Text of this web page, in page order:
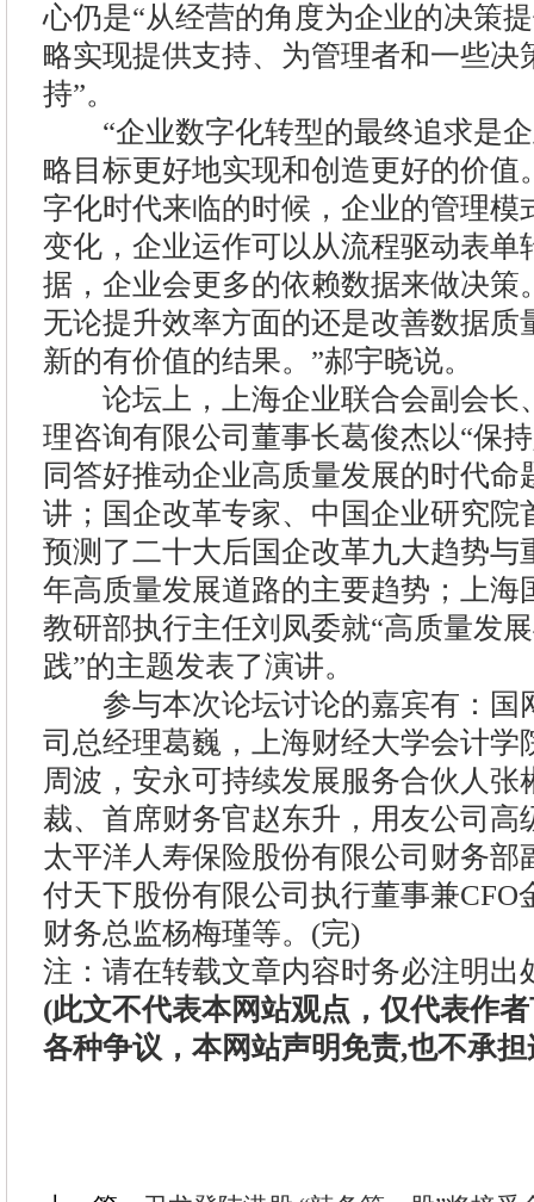
心仍是“从经营的角度为企业的决策
略实现提供支持、为管理者和一些决
持”。
“企业数字化转型的最终追求是企
略目标更好地实现和创造更好的价值
字化时代来临的时候，企业的管理模
变化，企业运作可以从流程驱动表单
据，企业会更多的依赖数据来做决策
无论提升效率方面的还是改善数据质
新的有价值的结果。”郝宇晓说。
论坛上，上海企业联合会副会长
理咨询有限公司董事长葛俊杰以“保
同答好推动企业高质量发展的时代命
讲；国企改革专家、中国企业研究院
预测了二十大后国企改革九大趋势与
年高质量发展道路的主要趋势；上海
教研部执行主任刘凤委就“高质量发
践”的主题发表了演讲。
参与本次论坛讨论的嘉宾有：国
司总经理葛巍，上海财经大学会计学
周波，安永可持续发展服务合伙人张
裁、首席财务官赵东升，用友公司高
太平洋人寿保险股份有限公司财务部
付天下股份有限公司执行董事兼CFO
财务总监杨梅瑾等。(完)
注：请在转载文章内容时务必注明
(此文不代表本网站观点，仅代表作
各种争议，本网站声明免责,也不承